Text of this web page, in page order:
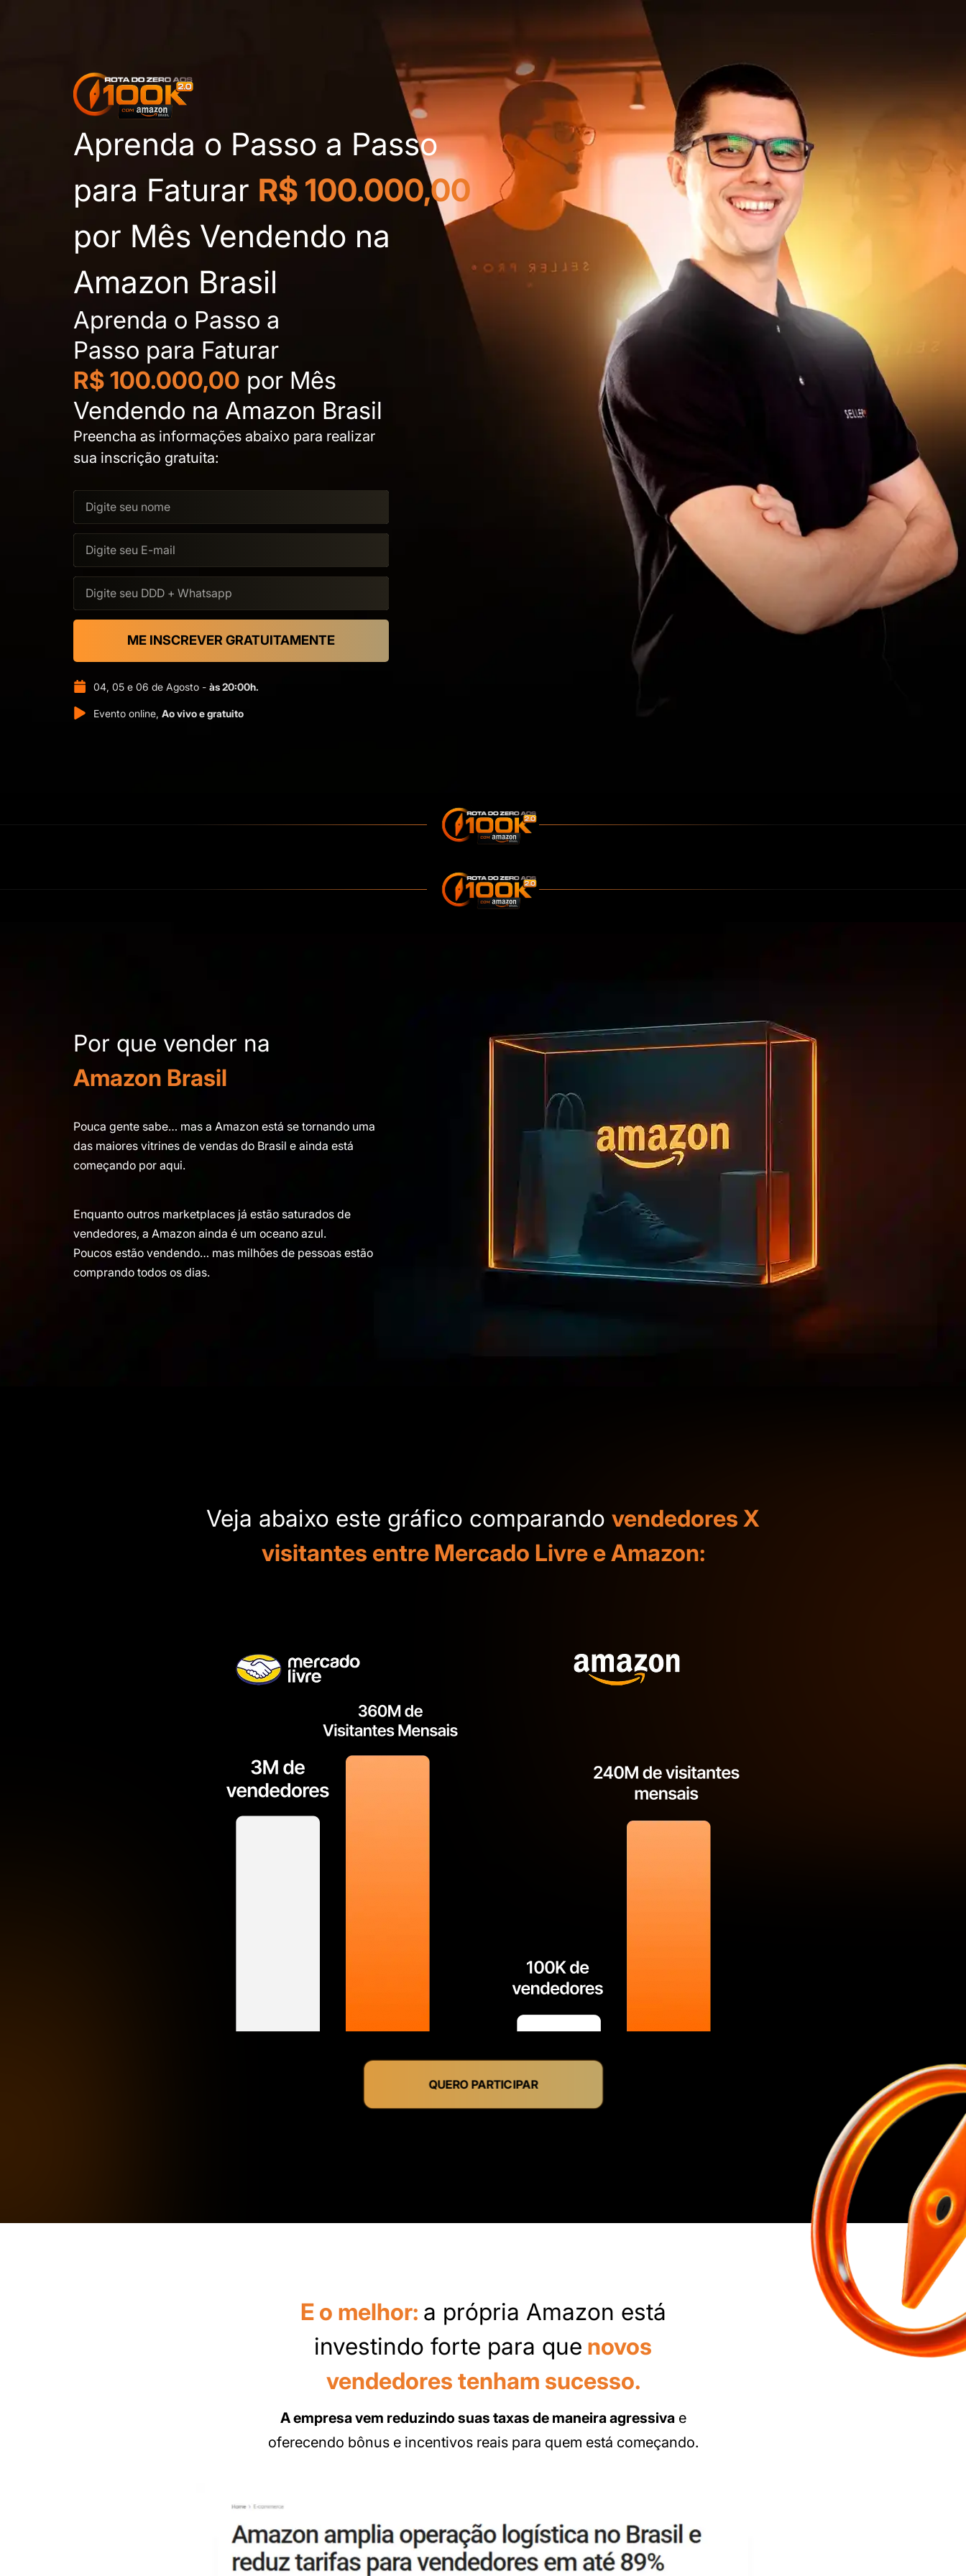
Aprenda o Passo a Passo
para Faturar R$ 100.000,00
por Mês Vendendo na
Amazon Brasil
Aprenda o Passo a
Passo para Faturar
R$ 100.000,00 por Mês
Vendendo na Amazon Brasil
Preencha as informações abaixo para realizar
sua inscrição gratuita:
ME INSCREVER GRATUITAMENTE
04, 05 e 06 de Agosto - às 20:00h.
Evento online, Ao vivo e gratuito
Por que vender na
Amazon Brasil
Pouca gente sabe… mas a Amazon está se tornando uma
das maiores vitrines de vendas do Brasil e ainda está
começando por aqui.
Enquanto outros marketplaces já estão saturados de
vendedores, a Amazon ainda é um oceano azul.
Poucos estão vendendo… mas milhões de pessoas estão
comprando todos os dias.
Veja abaixo este gráfico comparando vendedores X
visitantes entre Mercado Livre e Amazon:
QUERO PARTICIPAR
E o melhor: a própria Amazon está
investindo forte para que novos
vendedores tenham sucesso.
A empresa vem reduzindo suas taxas de maneira agressivae
oferecendo bônus e incentivos reais para quem está começando.